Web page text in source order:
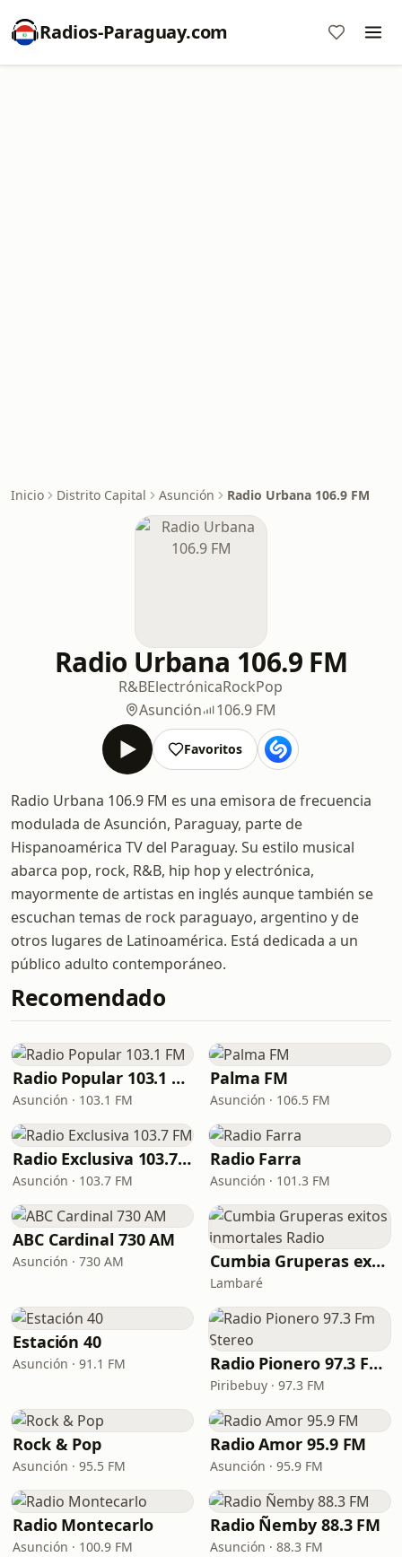
Radios-Paraguay.com
Inicio Distrito Capital Asunción Radio Urbana 106.9 FM
Radio Urbana 106.9 FM
R&BElectrónicaRockPop
Asunción
106.9 FM
Favoritos
Radio Urbana 106.9 FM es una emisora de frecuencia
modulada de Asunción, Paraguay, parte de
Hispanoamérica TV del Paraguay. Su estilo musical
abarca pop, rock, R&B, hip hop y electrónica,
mayormente de artistas en inglés aunque también se
escuchan temas de rock paraguayo, argentino y de
otros lugares de Latinoamérica. Está dedicada a un
público adulto contemporáneo.
Recomendado
Radio Popular 103.1 FM
Asunción · 103.1 FM
Palma FM
Asunción · 106.5 FM
Radio Exclusiva 103.7 FM
Asunción · 103.7 FM
Radio Farra
Asunción · 101.3 FM
ABC Cardinal 730 AM
Asunción · 730 AM Cumbia Gruperas exitos inmortales Radio
Lambaré
Estación 40
Asunción · 91.1 FM Radio Pionero 97.3 Fm Stereo
Piribebuy · 97.3 FM
Rock & Pop
Asunción · 95.5 FM
Radio Amor 95.9 FM
Asunción · 95.9 FM
Radio Montecarlo
Asunción · 100.9 FM
Radio Ñemby 88.3 FM
Asunción · 88.3 FM